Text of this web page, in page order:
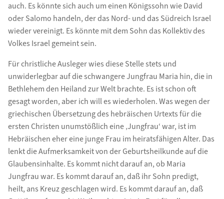
auch. Es könnte sich auch um einen Königssohn wie David
oder Salomo handeln, der das Nord- und das Südreich Israel
wieder vereinigt. Es könnte mit dem Sohn das Kollektiv des
Volkes Israel gemeint sein.
Für christliche Ausleger wies diese Stelle stets und
unwiderlegbar auf die schwangere Jungfrau Maria hin, die in
Bethlehem den Heiland zur Welt brachte. Es ist schon oft
gesagt worden, aber ich will es wiederholen. Was wegen der
griechischen Übersetzung des hebräischen Urtexts für die
ersten Christen unumstößlich eine ‚Jungfrau‘ war, ist im
Hebräischen eher eine junge Frau im heiratsfähigen Alter. Das
lenkt die Aufmerksamkeit von der Geburtsheilkunde auf die
Glaubensinhalte. Es kommt nicht darauf an, ob Maria
Jungfrau war. Es kommt darauf an, daß ihr Sohn predigt,
heilt, ans Kreuz geschlagen wird. Es kommt darauf an, daß